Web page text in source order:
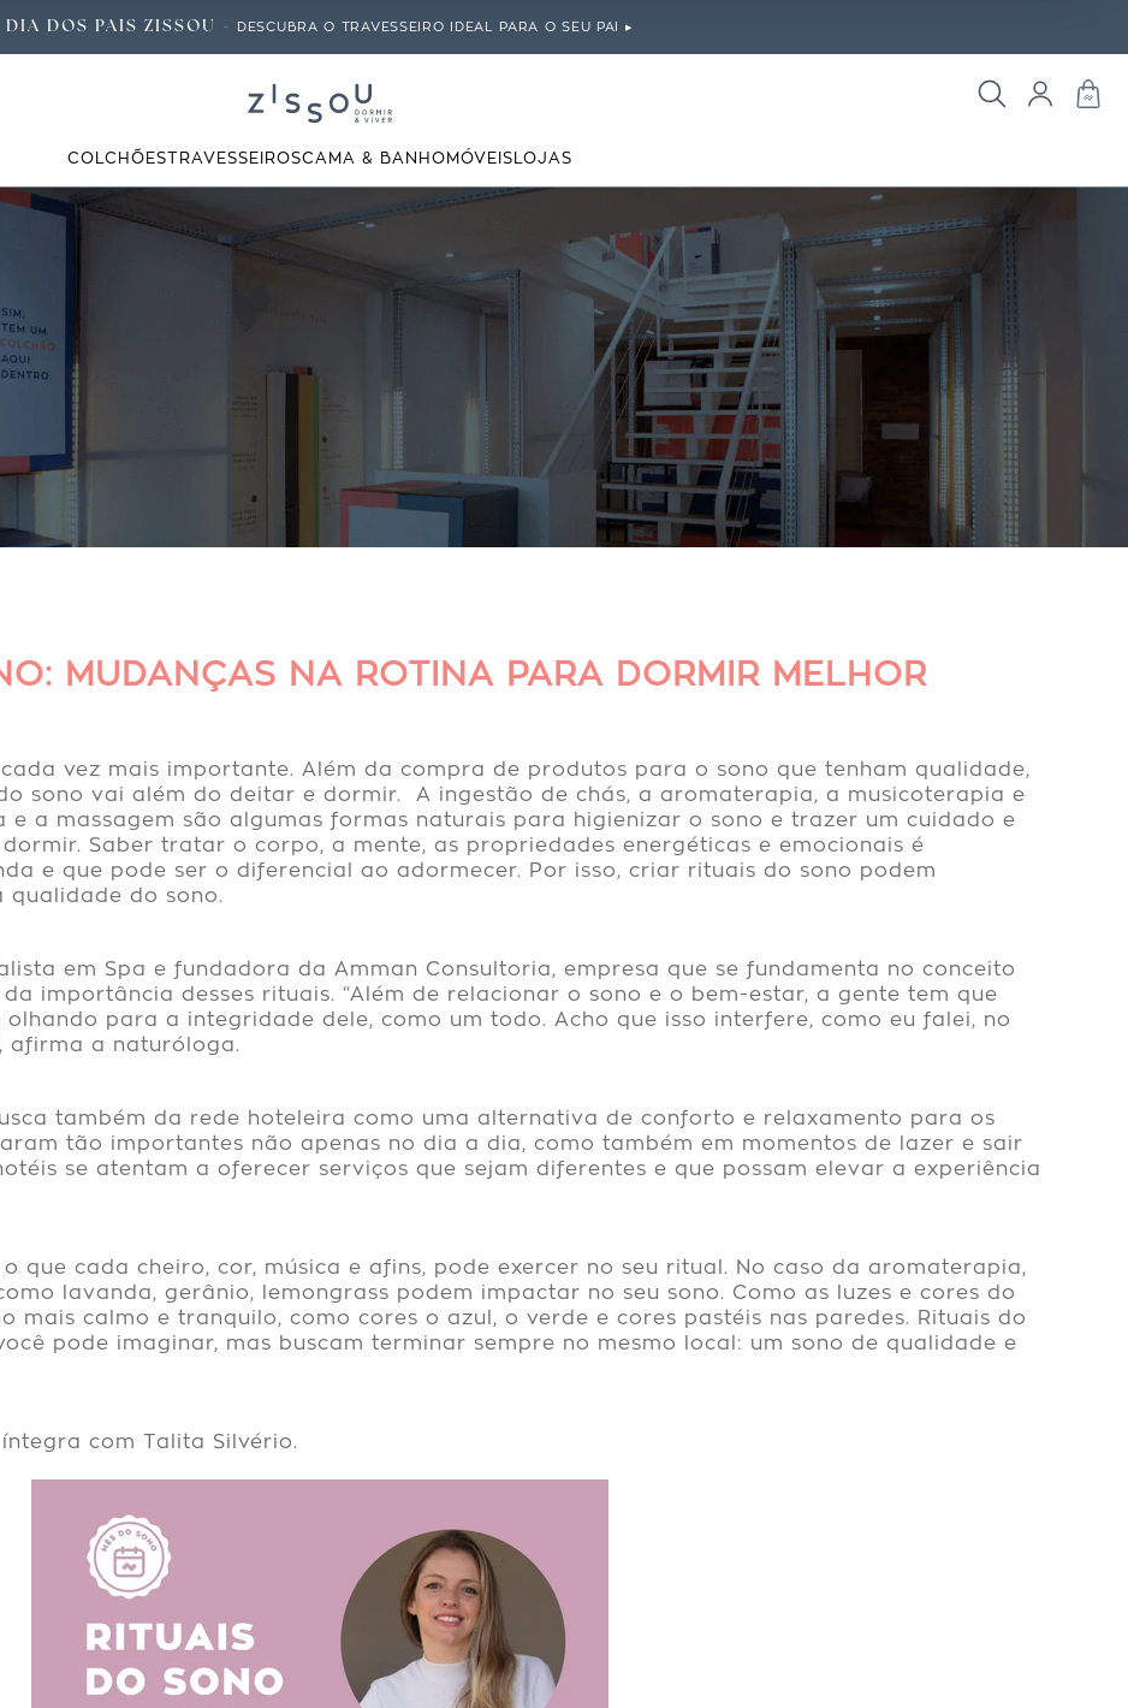
DIA DOS PAIS ZISSOU - DESCUBRA O TRAVESSEIRO IDEAL PARA O SEU PAI ▸
COLCHÕES TRAVESSEIROSCAMA & BANHO MÓVEIS LOJAS
MUDANÇAS NA ROTINA PARA DORMIR MELHOR
vez mais importante. Além da compra de produtos para o sono que tenham qualidade,
sono vai além do deitar e dormir. A ingestão de chás, a aromaterapia, a musicoterapia e
a massagem são algumas formas naturais para higienizar o sono e trazer um cuidado e
Saber tratar o corpo, a mente, as propriedades energéticas e emocionais é
e que pode ser o diferencial ao adormecer. Por isso, criar rituais do sono podem
qualidade do sono.
em Spa e fundadora da Amman Consultoria, empresa que se fundamenta no conceito
da importância desses rituais. “Além de relacionar o sono e o bem-estar, a gente tem que
para a integridade dele, como um todo. Acho que isso interfere, como eu falei, no
afirma a naturóloga.
também da rede hoteleira como uma alternativa de conforto e relaxamento para os
tão importantes não apenas no dia a dia, como também em momentos de lazer e sair
se atentam a oferecer serviços que sejam diferentes e que possam elevar a experiência
que cada cheiro, cor, música e afins, pode exercer no seu ritual. No caso da aromaterapia,
lavanda, gerânio, lemongrass podem impactar no seu sono. Como as luzes e cores do
mais calmo e tranquilo, como cores o azul, o verde e cores pastéis nas paredes. Rituais do
pode imaginar, mas buscam terminar sempre no mesmo local: um sono de qualidade e
com Talita Silvério.